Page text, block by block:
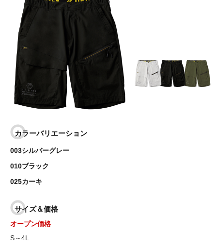
カラーバリエーション
003シルバーグレー
010ブラック
025カーキ
サイズ＆価格
オープン価格
S～4L